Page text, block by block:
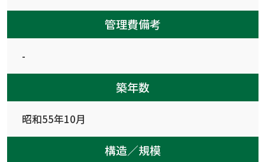
管理費備考
-
築年数
昭和55年10月
構造／規模